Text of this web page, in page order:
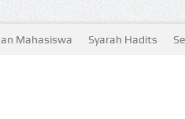
Mahasiswa Syarah Hadits